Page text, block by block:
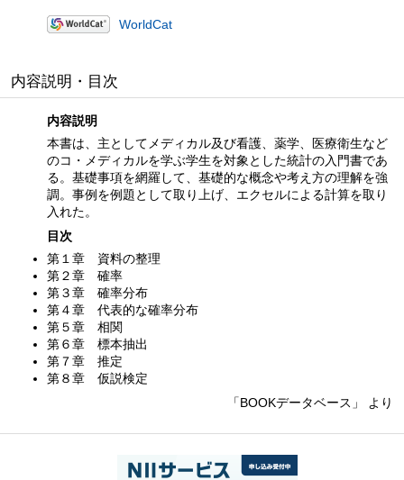
WorldCat
内容説明・目次
内容説明
本書は、主としてメディカル及び看護、薬学、医療衛生など
のコ・メディカルを学ぶ学生を対象とした統計の入門書であ
る。基礎事項を網羅して、基礎的な概念や考え方の理解を強
調。事例を例題として取り上げ、エクセルによる計算を取り
入れた。
目次
第１章 資料の整理
第２章 確率
第３章 確率分布
第４章 代表的な確率分布
第５章 相関
第６章 標本抽出
第７章 推定
第８章 仮説検定
「BOOKデータベース」 より